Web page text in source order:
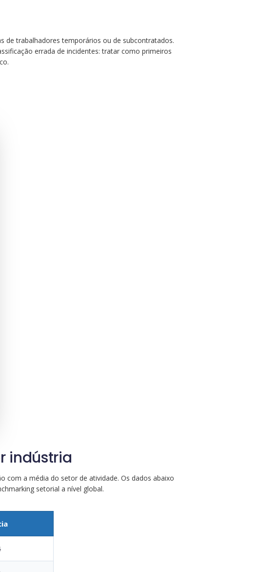
trabalhadores temporários ou de subcontratados.
errada de incidentes: tratar como primeiros
indústria
com a média do setor de atividade. Os dados abaixo
setorial a nível global.